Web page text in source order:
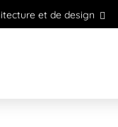
et de design